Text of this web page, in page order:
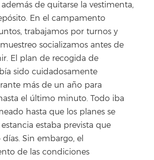
de quitarse la vestimenta,
En el campamento
trabajamos por turnos y
socializamos antes de
El plan de recogida de
sido cuidadosamente
más de un año para
el último minuto. Todo iba
hasta que los planes se
estaba prevista que
Sin embargo, el
de las condiciones